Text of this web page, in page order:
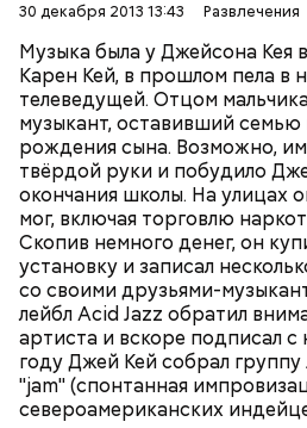
30 декабря 2013 13:43 Развлечения
Музыка была у Джейсона Кея
Карен Кей, в прошлом пела в
телеведущей. Отцом
музыкант, оставивший семью
рождения сына. Возможно,
твёрдой руки и побудило
окончания школы. На улицах
мог, включая торговлю
Скопив немного денег, он
установку и записал
со своими друзьями-
лейбл Acid Jazz обратил
артиста и вскоре подписал с
году Джей Кей собрал группу
"jam" (спонтанная
североамериканских
Вторым альбомом, "The
Cowboy" (1994), группа
настоящим прорывом стала
Without Moving" 1996 года.
("Виртуальное безумие")
фурор: в 1997 году клип на
четыре награды MTV, а сама
отмечена премией Grammy
вокальное поп-исполнение
Международными хитами
"Cosmic Girl" и "Alright".
более тяжёлом стиле, а песня
Великобритании. Альбом
исполнен в традиционных
и эйсид-джаз. Бешеной
предыдущего диска он не
всему миру в количестве
За выступлением на
Woodstock в 1999 году
перерыв, после которого
Odyssey"(2001), на котором
электронное звучание.
МУЗЫКА